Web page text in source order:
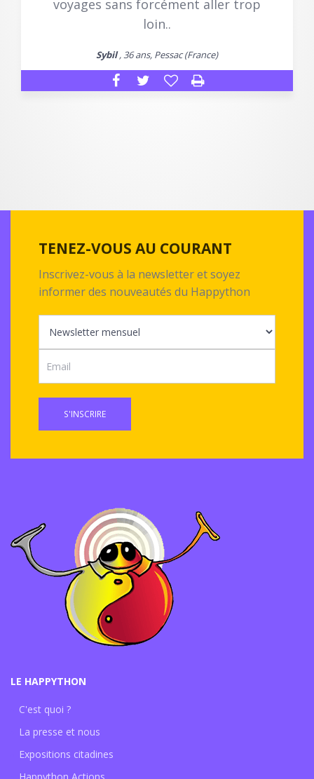
voyages sans forcément aller trop
loin..
Sybil, 36 ans, Pessac (France)
TENEZ-VOUS AU COURANT
Inscrivez-vous à la newsletter et soyez
informer des nouveautés du Happython
S'INSCRIRE
LE HAPPYTHON
C'est quoi ?
La presse et nous
Expositions citadines